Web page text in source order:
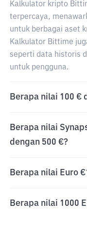
Kalkulator kripto
terpercaya,
untuk berbagai aset
Kalkulator Bittime
seperti data historis
untuk pengguna.
Berapa nilai 100 €
Berapa nilai
dengan 500 €?
Berapa nilai Euro
Berapa nilai 1000